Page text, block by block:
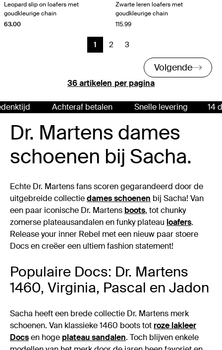
Leopard slip on loafers met
goudkleurige chain
63.00
Zwarte leren loafers met
goudkleurige chain
115.99
per pagina
Huidige pagina
1
Vorige
2
Vorige
3
Volgende
Achteraf betalen Snelle levering 14 dagen
Dr. Martens dames
schoenen bij Sacha.
Echte Dr. Martens fans scoren gegarandeerd door de
uitgebreide collectiedames schoenen bij Sacha! Van
een paar iconische Dr. Martens boots, tot chunky
zomerse plateausandalen en funky plateau loafers.
Release your inner Rebel met een nieuw paar stoere
Docs en creëer een ultiem fashion statement!
Populaire Docs: Dr. Martens
1460, Virginia, Pascal en Jadon
Sacha heeft een brede collectie Dr. Martens merk
schoenen. Van klassieke 1460 boots tot roze lakleer
Docsen hoge plateau sandalen. Toch blijven enkele